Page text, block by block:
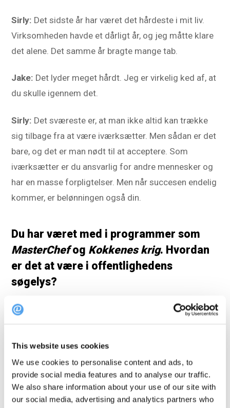
This website uses cookies
We use cookies to personalise content and ads, to
provide social media features and to analyse our traffic.
We also share information about your use of our site with
our social media, advertising and analytics partners who
Sirly: Det sidste år har været det hårdeste i mit liv.
Virksomheden havde et dårligt år, og jeg måtte klare
det alene. Det samme år bragte mange tab.
Jake: Det lyder meget hårdt. Jeg er virkelig ked af, at
du skulle igennem det.
Sirly: Det sværeste er, at man ikke altid kan trække
sig tilbage fra at være iværksætter. Men sådan er det
bare, og det er man nødt til at acceptere. Som
iværksætter er du ansvarlig for andre mennesker og
har en masse forpligtelser. Men når succesen endelig
kommer, er belønningen også din.
Du har været med i programmer som
MasterChefog Kokkenes krig. Hvordan
er det at være i offentlighedens
søgelys?
Sirly:
Jeg har deltaget i tv-shows, som støtter min
venlige, og det hjælper faktisk med iværksætteri og
restaurantdrift.